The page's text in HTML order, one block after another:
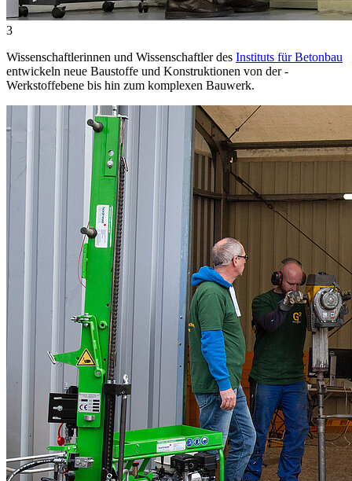
3
Wissenschaftlerinnen und Wissenschaftler des Instituts für Betonbau
entwickeln neue Baustoffe und Konstruktionen von der ­
Werkstoffebene bis hin zum komplexen Bauwerk.